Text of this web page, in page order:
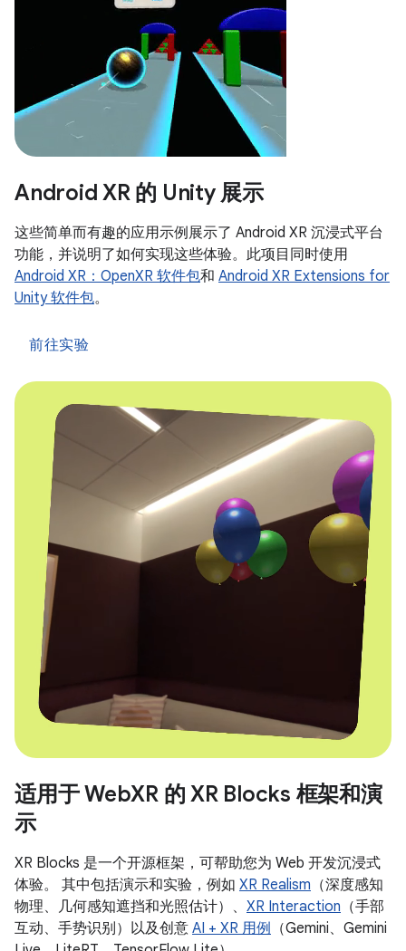
Android XR 的 Unity 展示
这些简单而有趣的应用示例展示了 Android XR 沉浸式平台
功能，并说明了如何实现这些体验。此项目同时使用
Android XR：OpenXR 软件包和 Android XR Extensions for
Unity 软件包。
前往实验
适用于 WebXR 的 XR Blocks 框架和演
示
XR Blocks 是一个开源框架，可帮助您为 Web 开发沉浸式
体验。 其中包括演示和实验，例如 XR Realism （深度感知
物理、几何感知遮挡和光照估计）、 XR Interaction （手部
互动、手势识别）以及创意 AI + XR 用例 （Gemini、Gemini